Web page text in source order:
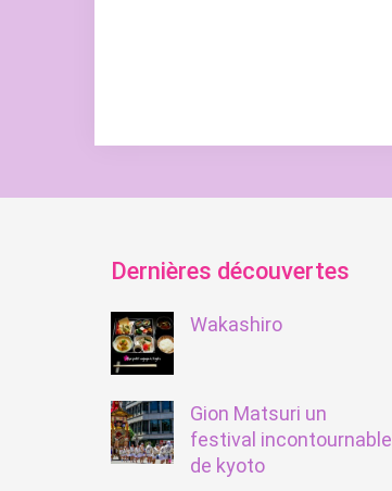
Dernières découvertes
Wakashiro
Gion Matsuri un
festival incontournable
de kyoto